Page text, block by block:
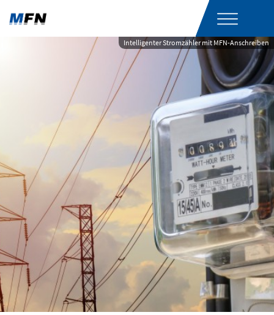
Intelligenter Stromzähler mit MFN-Anschreiben